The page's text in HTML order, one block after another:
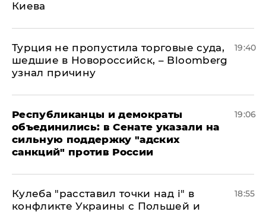
Киева
Турция не пропустила торговые суда,
шедшие в Новороссийск, – Bloomberg
узнал причину
19:40
Республиканцы и демократы
объединились: в Сенате указали на
сильную поддержку "адских
санкций" против России
19:06
Кулеба "расставил точки над і" в
конфликте Украины с Польшей и
18:55